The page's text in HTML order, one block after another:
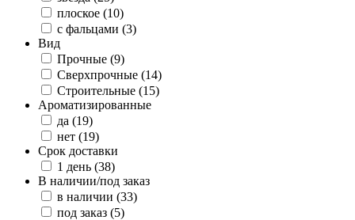
плоское (10)
с фальцами (3)
Вид
Прочные (9)
Сверхпрочные (14)
Строительные (15)
Ароматизированные
да (19)
нет (19)
Срок доставки
1 день (38)
В наличии/под заказ
в наличии (33)
под заказ (5)